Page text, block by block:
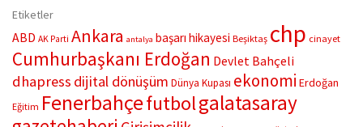
buluşturdu. Yoğun katılımla gerçekleşen gece, müzikal çeşitlilik
ve...
Etiketler
ABD AK Parti Ankara antalya başarı hikayesi Beşiktaş chp cinayet
Cumhurbaşkanı Erdoğan Devlet Bahçeli
dhapress dijital dönüşüm Dünya Kupası ekonomi Erdoğan
Eğitim Fenerbahçefutbolgalatasaray